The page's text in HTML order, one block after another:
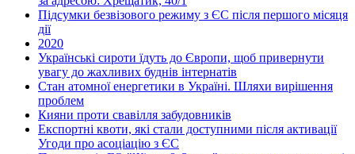
Підсумки безвізового режиму з ЄС після першого місяця
дії
2020
Українські сироти їдуть до Європи, щоб привернути
увагу до жахливих буднів інтернатів
Стан атомної енергетики в Україні. Шляхи вирішення
проблем
Кияни проти свавілля забудовників
Експортні квоти, які стали доступними після активації
Угоди про асоціацію з ЄС